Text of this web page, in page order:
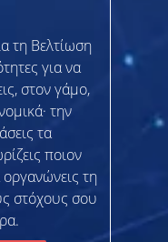
τη Βελτίωση
για να
στον γάμο,
την
τα
ποιον
τη
στόχους σου